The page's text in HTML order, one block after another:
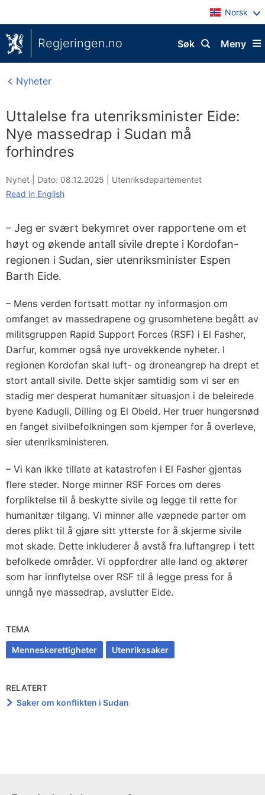
Norsk
Regjeringen.no Meny
Søk
Nyheter
Uttalelse fra utenriksminister Eide:
Nye massedrap i Sudan må
forhindres
Nyhet | Dato: 08.12.2025
Utenriksdepartementet
Read in English
– Jeg er svært bekymret over rapportene om et
høyt og økende antall sivile drepte i Kordofan-
regionen i Sudan, sier utenriksminister Espen
Barth Eide.
– Mens verden fortsatt mottar ny informasjon om
omfanget av massedrapene og grusomhetene begått av
militsgruppen Rapid Support Forces (RSF) i El Fasher,
Darfur, kommer også nye urovekkende nyheter. I
regionen Kordofan skal luft- og droneangrep ha drept et
stort antall sivile. Dette skjer samtidig som vi ser en
stadig mer desperat humanitær situasjon i de beleirede
byene Kadugli, Dilling og El Obeid. Her truer hungersnød
en fanget sivilbefolkningen som kjemper for å overleve,
sier utenriksministeren.
– Vi kan ikke tillate at katastrofen i El Fasher gjentas
flere steder. Norge minner RSF Forces om deres
forpliktelse til å beskytte sivile og legge til rette for
humanitær tilgang. Vi minner alle væpnede parter om
deres plikt til å gjøre sitt ytterste for å skjerme sivile
mot skade. Dette inkluderer å avstå fra luftangrep i tett
befolkede områder. Vi oppfordrer alle land og aktører
som har innflytelse over RSF til å legge press for å
unngå nye massedrap, avslutter Eide.
TEMA
Menneskerettigheter Utenrikssaker
RELATERT
Saker om konflikten i Sudan